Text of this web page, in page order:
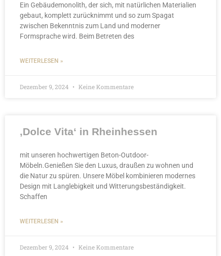
Ein Gebäudemonolith, der sich, mit natürlichen Materialien
gebaut, komplett zurücknimmt und so zum Spagat
zwischen Bekenntnis zum Land und moderner
Formsprache wird. Beim Betreten des
WEITERLESEN »
Dezember 9, 2024 Keine Kommentare
‚Dolce Vita‘ in Rheinhessen
mit unseren hochwertigen Beton-Outdoor-
Möbeln.Genießen Sie den Luxus, draußen zu wohnen und
die Natur zu spüren. Unsere Möbel kombinieren modernes
Design mit Langlebigkeit und Witterungsbeständigkeit.
Schaffen
WEITERLESEN »
Dezember 9, 2024 Keine Kommentare